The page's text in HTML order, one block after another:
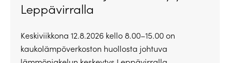
Leppävirralla
Keskiviikkona 12.8.2026 kello 8.00–15.00 on
kaukolämpöverkoston huollosta johtuva